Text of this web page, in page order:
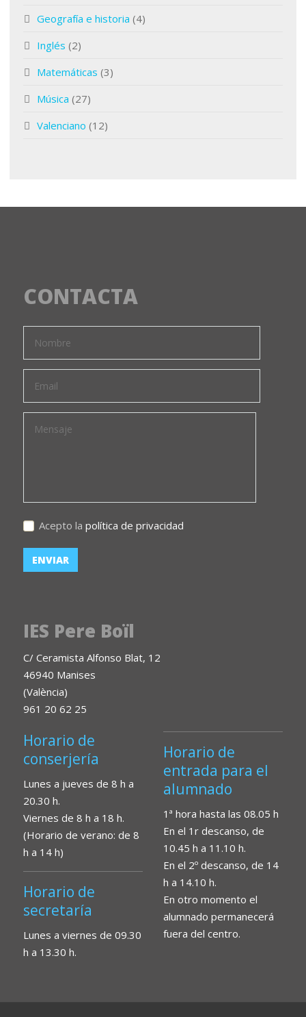
Geografía e historia (4)
Inglés (2)
Matemáticas (3)
Música (27)
Valenciano (12)
CONTACTA
Acepto la política de privacidad
IES Pere Boïl
C/ Ceramista Alfonso Blat, 12
46940 Manises
(València)
961 20 62 25
Horario de
conserjería
Lunes a jueves de 8 h a
20.30 h.
Viernes de 8 h a 18 h.
(Horario de verano: de 8
h a 14 h)
Horario de
secretaría
Lunes a viernes de 09.30
h a 13.30 h.
Horario de
entrada para el
alumnado
1ª hora hasta las 08.05 h
En el 1r descanso, de
10.45 h a 11.10 h.
En el 2º descanso, de 14
h a 14.10 h.
En otro momento el
alumnado permanecerá
fuera del centro.